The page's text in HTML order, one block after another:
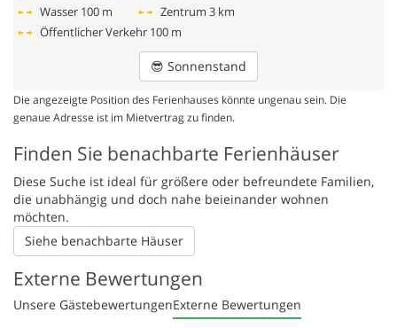
Wasser 100 m Zentrum 3 km
Öffentlicher Verkehr 100 m
😎 Sonnenstand
Die angezeigte Position des Ferienhauses könnte ungenau sein. Die
genaue Adresse ist im Mietvertrag zu finden.
Finden Sie benachbarte Ferienhäuser
Diese Suche ist ideal für größere oder befreundete Familien,
die unabhängig und doch nahe beieinander wohnen
möchten.
Siehe benachbarte Häuser
Externe Bewertungen
Unsere GästebewertungenExterne Bewertungen